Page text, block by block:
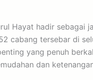
Hayat hadir sebagai
cabang tersebar di
yang penuh
dan